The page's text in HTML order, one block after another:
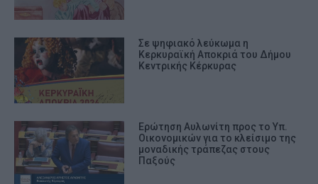
Σε ψηφιακό λεύκωμα η
Κερκυραϊκή Αποκριά του Δήμου
Κεντρικής Κέρκυρας
Ερώτηση Αυλωνίτη προς το Υπ.
Οικονομικών για το κλείσιμο της
μοναδικής τράπεζας στους
Παξούς